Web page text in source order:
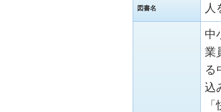
図書名 人
中
業
る
込